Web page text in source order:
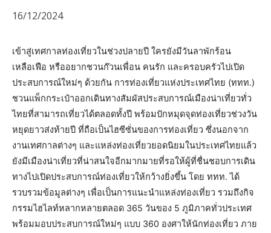
16/12/2024
เข้าสู่เทศกาลท่องเที่ยวในช่วงปลายปี ใครยังมีวันลาพักร้อน
เหลือเฟือ หรืออยากชวนก๊วนเพื่อน คนรัก และครอบครัวไปเปิด
ประสบการณ์ใหม่ๆ ด้วยกัน การท่องเที่ยวแห่งประเทศไทย (ททท.)
ชวนแพ็กกระเป๋าออกเดินทางสัมผัสประสบการณ์เมืองน่าเที่ยวทั่ว
ไทยที่สามารถเที่ยวได้ตลอดทั้งปี พร้อมปักหมุดจุดท่องเที่ยวช่วงวัน
หยุดยาวส่งท้ายปี ที่ถือเป็นไฮซีซั่นของการท่องเที่ยว ซึ่งนอกจาก
งานเทศกาลต่างๆ และแหล่งท่องเที่ยวยอดนิยมในประเทศไทยแล้ว
ยังมีเมืองน่าเที่ยวที่น่าสนใจอีกมากมายที่รอให้ผู้ที่ชื่นชอบการเดิน
ทางไปเปิดประสบการณ์ท่องเที่ยวให้กว้างยิ่งขึ้น โดย ททท. ได้
รวบรวมข้อมูลต่างๆ เพื่อเป็นการแนะนำแหล่งท่องเที่ยว รวมถึงกิจ
กรรมไฮไลท์หลากหลายตลอด 365 วันของ 5 ภูมิภาคทั่วประเทศ
พร้อมมอบประสบการณ์ใหม่ๆ แบบ 360 องศาให้นักท่องเที่ยว ภาย